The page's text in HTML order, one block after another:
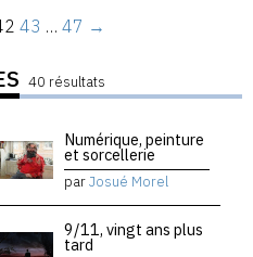
43 … 47 →
40 résultats
Numérique, peinture
et sorcellerie
parJosué Morel
9/11, vingt ans plus
tard